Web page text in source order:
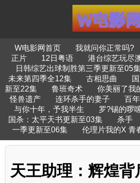
W电影网首页 我就问你正常吗?
正片
12日粤语
港台综艺玩尽
日韩综艺出球制胜第三季更新至05
未来第四季全12集
古相思曲
新至22集
鲁班奇术 你美丽了我
怪兽遗产
连环杀手的妻子 百
与你十年，予我半生
罗?锡的啰
国杀：太平天书更新至03集
杀手
一季更新至06集
伦理片我的X 青
天王助理：辉煌背